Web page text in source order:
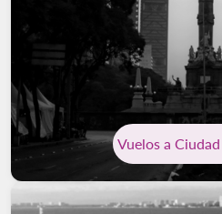
Vuelos a